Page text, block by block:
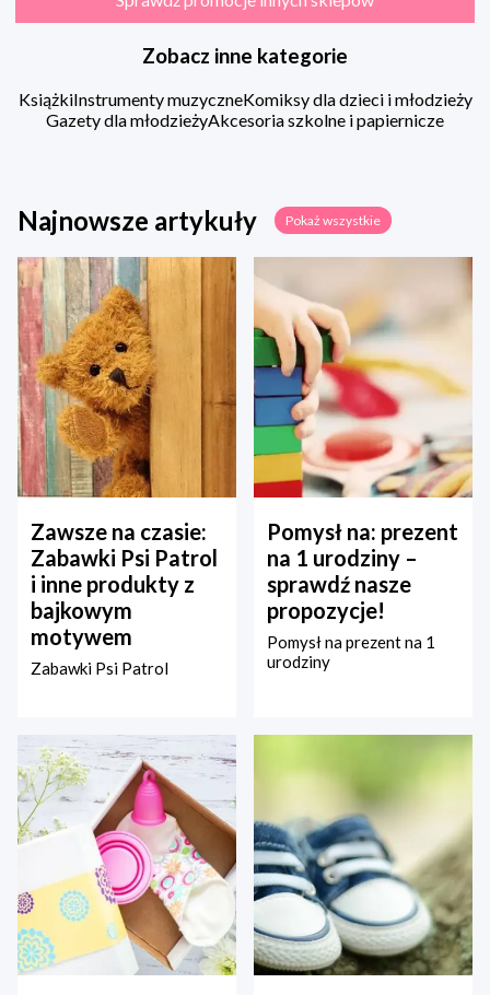
Zobacz inne kategorie
KsiążkiInstrumenty muzyczneKomiksy dla dzieci i młodzieży
Gazety dla młodzieżyAkcesoria szkolne i papiernicze
Najnowsze artykuły Pokaż wszystkie
Zawsze na czasie:
Zabawki Psi Patrol
i inne produkty z
bajkowym
motywem
Zabawki Psi Patrol
Pomysł na: prezent
na 1 urodziny –
sprawdź nasze
propozycje!
Pomysł na prezent na 1
urodziny